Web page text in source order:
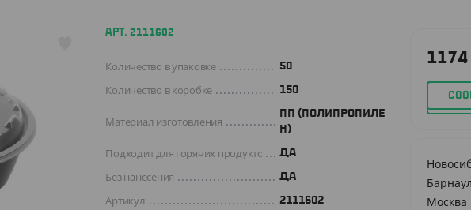
1174
Барнаул
Москва
АРТ. 2111602
Количество в упаковке 50
Количество в коробке 150
Материал изготовления
ПП (ПОЛИПРОПИЛЕ
Н)
Подходит для горячих продуктов ДА
Без нанесения ДА
Артикул 2111602